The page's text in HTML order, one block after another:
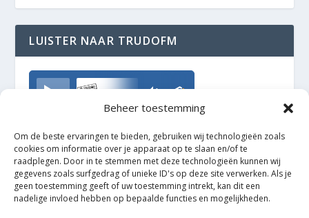
Beheer toestemming
Om de beste ervaringen te bieden, gebruiken wij technologieën zoals
cookies om informatie over je apparaat op te slaan en/of te
raadplegen. Door in te stemmen met deze technologieën kunnen wij
gegevens zoals surfgedrag of unieke ID's op deze site verwerken. Als je
geen toestemming geeft of uw toestemming intrekt, kan dit een
nadelige invloed hebben op bepaalde functies en mogelijkheden.
LUISTER NAAR TRUDOFM
TrudoFM